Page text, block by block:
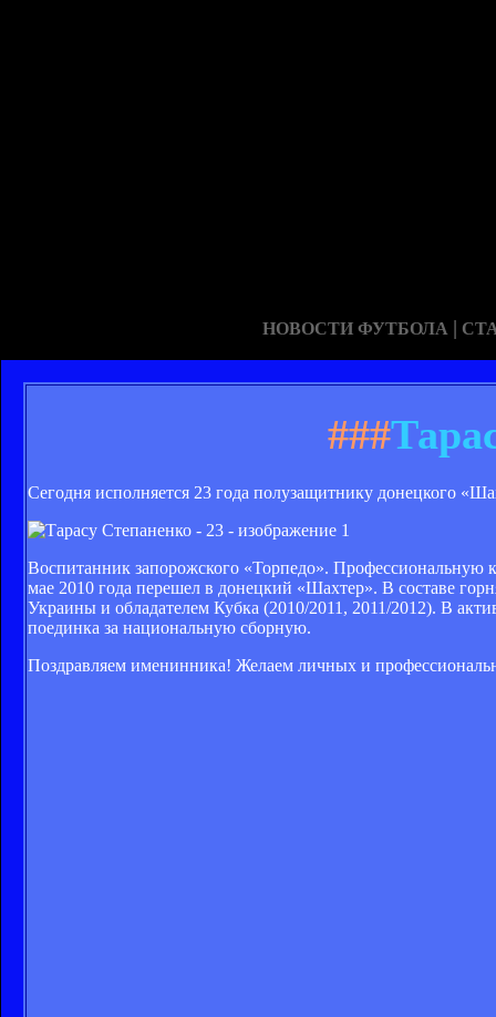
НОВОСТИ ФУТБОЛА |
###
Сегодня исполняется 23 года полузащитнику донецкого
Воспитанник запорожского «Торпедо». Профессиональную
мае 2010 года перешел в донецкий «Шахтер». В составе
Украины и обладателем Кубка (2010/2011, 2011/2012). В
поединка за национальную сборную.
Поздравляем именинника! Желаем личных и